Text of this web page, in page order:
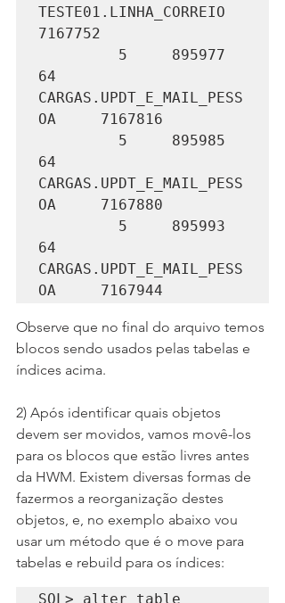
TESTE01.LINHA_CORREIO
7167752
64
CARGAS.UPDT_E_MAIL_PESS
OA     7167816
64
CARGAS.UPDT_E_MAIL_PESS
OA     7167880
64
CARGAS.UPDT_E_MAIL_PESS
OA     7167944
Observe que no final do arquivo temos
blocos sendo usados pelas tabelas e
índices acima.
2) Após identificar quais objetos
devem ser movidos, vamos movê-los
para os blocos que estão livres antes
da HWM. Existem diversas formas de
fazermos a reorganização destes
objetos, e, no exemplo abaixo vou
usar um método que é o move para
tabelas e rebuild para os índices:
SQL> alter table